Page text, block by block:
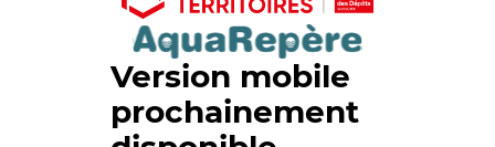
Version mobile
prochainement